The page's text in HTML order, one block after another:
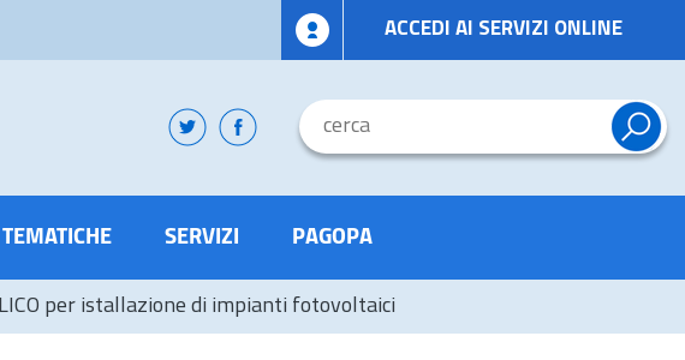
ACCEDI AI SERVIZI ONLINE
SERVIZI PAGOPA
per istallazione di impianti fotovoltaici